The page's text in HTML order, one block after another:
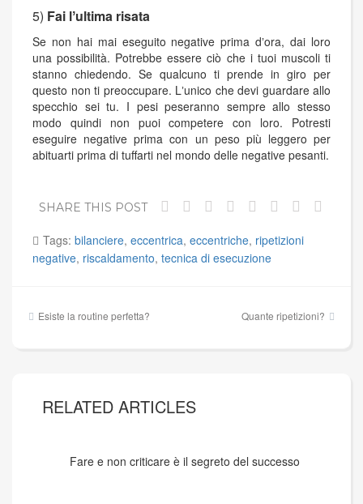
5) Fai lʼultima risata
Se non hai mai eseguito negative prima dʼora, dai loro
una possibilità. Potrebbe essere ciò che i tuoi muscoli ti
stanno chiedendo. Se qualcuno ti prende in giro per
questo non ti preoccupare. Lʼunico che devi guardare allo
specchio sei tu. I pesi peseranno sempre allo stesso
modo quindi non puoi competere con loro. Potresti
eseguire negative prima con un peso più leggero per
abituarti prima di tuffarti nel mondo delle negative pesanti.
SHARE THIS POST
Tags: bilanciere, eccentrica, eccentriche, ripetizioni
negative, riscaldamento, tecnica di esecuzione
Navigazione
Esiste la routine perfetta? Quante ripetizioni?
RELATED ARTICLES
Fare e non criticare è il segreto del successo